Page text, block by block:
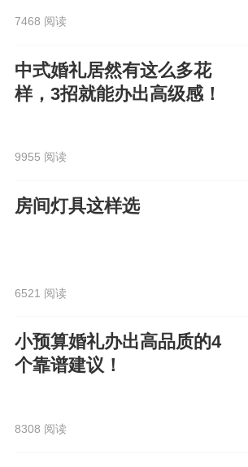
7468 阅读
中式婚礼居然有这么多花
样，3招就能办出高级感！
9955 阅读
房间灯具这样选
6521 阅读
小预算婚礼办出高品质的4
个靠谱建议！
8308 阅读